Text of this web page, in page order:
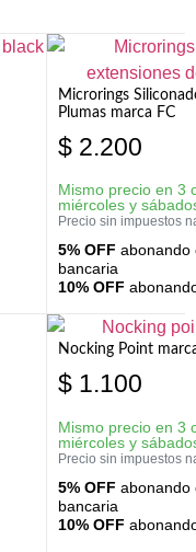
Microrings
Plumas marca FC
$ 2.200
Mismo precio en 3
miércoles y
Precio sin impuestos
5% OFF abonando
bancaria
10% OFF
Nocking Point
$ 1.100
Mismo precio en 3
miércoles y
Precio sin impuestos
5% OFF abonando
bancaria
10% OFF